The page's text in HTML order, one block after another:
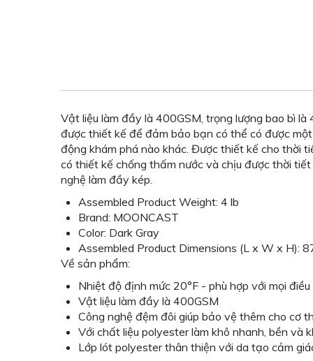
Vật liệu làm đầy là 400GSM, trọng lượng bao bì
được thiết kế để đảm bảo bạn có thể có được
động khám phá nào khác. Được thiết kế cho thời
có thiết kế chống thấm nước và chịu được thời
nghệ làm đầy kép.
Assembled Product Weight: 4 lb
Brand: MOONCAST
Color: Dark Gray
Assembled Product Dimensions (L x W x H):
Về sản phẩm:
Nhiệt độ định mức 20°F - phù hợp với mọi
Vật liệu làm đầy là 400GSM
Công nghệ đệm đôi giúp bảo vệ thêm cho cơ
Với chất liệu polyester làm khô nhanh, bền và
Lớp lót polyester thân thiện với da tạo cảm